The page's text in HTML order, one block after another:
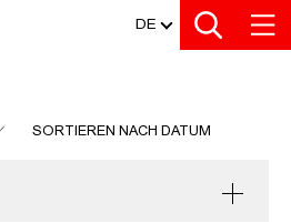
DE
SORTIEREN NACH DATUM